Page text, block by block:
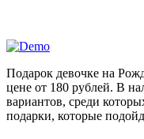
Подарок девочке на
цене от 180 рублей. В
вариантов, среди
подарки, которые